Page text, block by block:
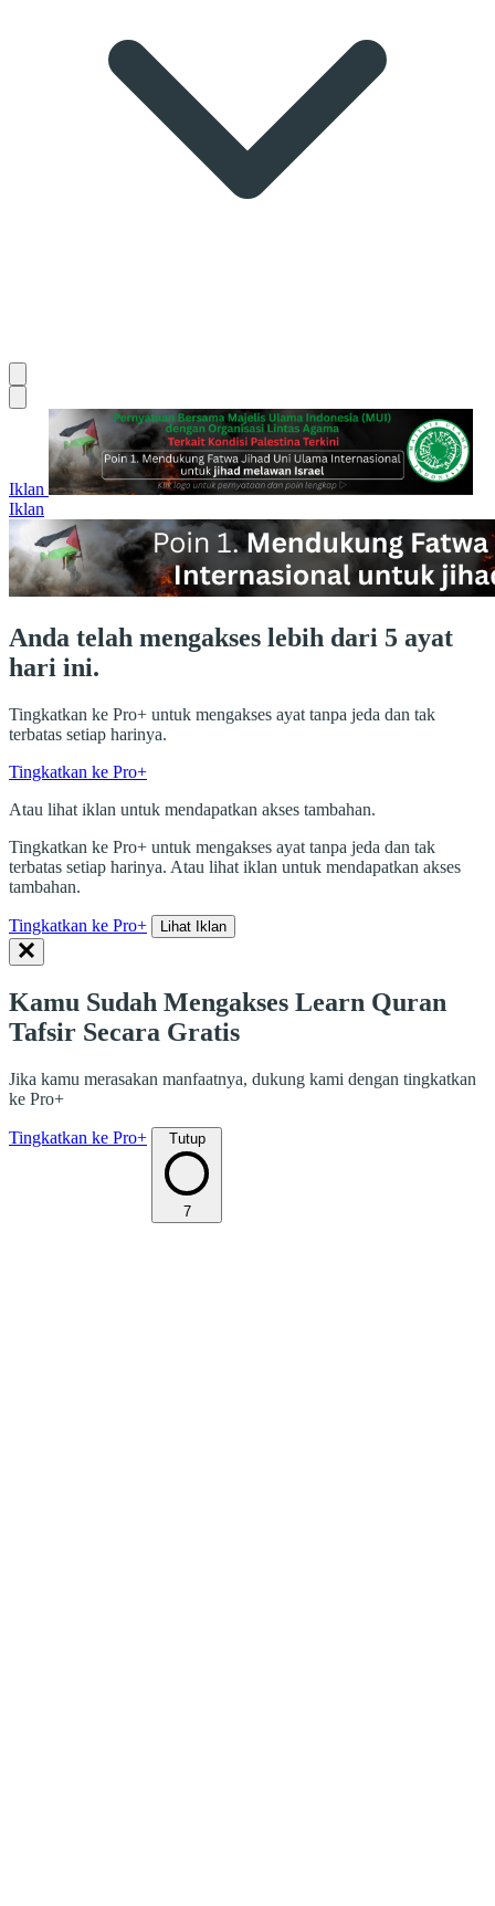
Iklan
Iklan
Anda telah mengakses lebih dari 5 ayat
hari ini.
Tingkatkan ke Pro+ untuk mengakses ayat tanpa jeda dan tak
terbatas setiap harinya.
Tingkatkan ke Pro+
Atau lihat iklan untuk mendapatkan akses tambahan.
Tingkatkan ke Pro+ untuk mengakses ayat tanpa jeda dan tak
terbatas setiap harinya. Atau lihat iklan untuk mendapatkan akses
tambahan.
Tingkatkan ke Pro+ Lihat Iklan
Kamu Sudah Mengakses Learn Quran
Tafsir Secara Gratis
Jika kamu merasakan manfaatnya, dukung kami dengan tingkatkan
ke Pro+
Tingkatkan ke Pro+ Tutup
7